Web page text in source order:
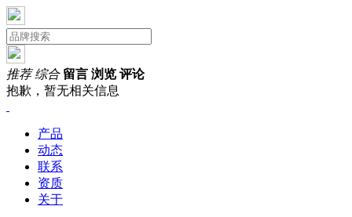
推荐 综合 留言 浏览 评论
抱歉，暂无相关信息
产品
动态
联系
资质
关于